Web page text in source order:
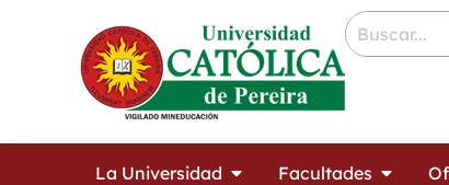
La Universidad Open La Universidad
Facultades Open